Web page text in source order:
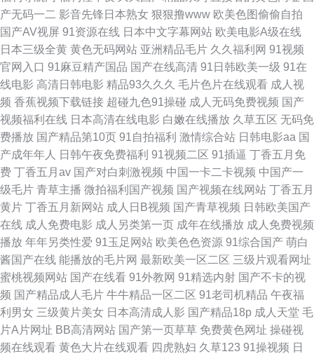
妻精品无码 免费看蜜桃视频 欧美精品人妻无码专区 看片福利 另类综合日韩
欧美亚洲 人人艹在线 欧美午夜在线观看 欧美大片精品一品二品 天堂中文在
线资源 性交小视频 大香蕉伊人天堂 97最新网址 国产美女免费视频 日日夜夜
逼AV 天天抄天天看 写真片福利导航69 尹人芭蕉 91成入人口 一道本福利 91
要在线免费观 97精品在线 97资源站总站偷拍 俺去了色图 91白虎高潮 成年
人天堂 日本不卡在线一区 黑丝精品一区二区三区 抠逼视频 国产第25页
avvvv 91黄色网入口站 91concon 久草福利导航 wwwsevip超碰 青青草琪琪
精品五区 草草电影院 久久视频在线看 日韩精品国产AV 性欲av 国产第页 狠
狠日深夜宅男狠狠插 九一av东京 日日插夜夜撸 传媒在线 人人妻人人上 欧美
乱淫
产无码一二 影音先锋日本熟女 狠狠撸www 欧美色图偷偷自拍
国产AV视屏 91资源在线 日本中文字幕网站 欧美电影A级在线
日本三级全黄 黄色无码网站 亚洲精品毛片 久久福利网 91视频
官网入口 91麻豆精产国品 国产在线高清 91日韩欧美一级 91在
线电影 高清日韩电影 精品93久久久 毛片色片在线观看 成人视
频 香蕉视频下载链接 超碰九色91操碰 成人无码免费视频 国产
视频福利在线 日本高清在线电影 白嫩在线播放 久草五区 无码免
费播放 国产精品第10页 91自拍福利 激情综合站 日韩电影aa 国
产成年年人
日韩午夜免费福利 91视频二区 91插逼 丁香五月免
费 丁香五月av 国产对白刺激视频 中国一卡二卡视频 中国产一
级毛片 青草主播 微拍福利国产视频 国产视频在线网站 丁香五月
黄片 丁香五月新网站 成人日B视频 国产青草视频 日韩欧美国产
在线 成人免费电影 成人另类第一页 成年在线播放 成人免费视频
播放 年年另类性爱 91玉足网站 欧美色色资源 91综合国产 萌白
酱国产在线 能播放的毛片网 最新欧美一区二区 三级片观看网址
蜜桃视频网站 国产在线看 91外教网 91精选内射 国产不卡的视
频 国产精品成人毛片 牛牛精品一区二区 91老司机精品 午夜福
利男女 三级黄片美女 日本高清成人影 国产精品18p 成人天堂 毛
片A片网址 BB高清网站 国产第一页草草 免费黄色网址 操碰视
频在线观看 黄色大片在线观看 四虎熟妇 久草123 91操视频 日